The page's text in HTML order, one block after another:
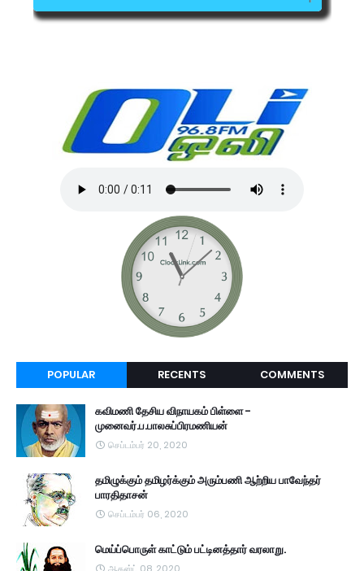
POPULAR RECENTS COMMENTS
கவிமணி தேசிய விநாயகம் பிள்ளை -
முனைவர்.ப.பாலசுப்பிரமணியன்
செப்டம்பர் 20, 2020
தமிழுக்கும் தமிழர்க்கும் அரும்பணி ஆற்றிய பாவேந்தர்
பாரதிதாசன்
செப்டம்பர் 06, 2020
மெய்ப்பொருள் காட்டும் பட்டினத்தார் வரலாறு.